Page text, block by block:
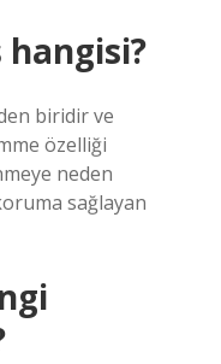
hangisi?
biridir ve
özelliği
neden
sağlayan